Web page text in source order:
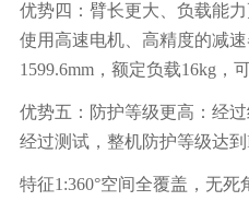
优势四：臂长更大、负载能
使用高速电机、高精度的减
1599.6mm，额定负载16kg，
优势五：防护等级更高：经
经过测试，整机防护等级达到
特征1:360°空间全覆盖，无